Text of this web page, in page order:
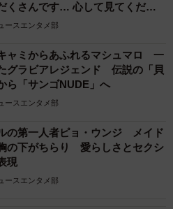
くさんです… 心して見てくださ
ースエンタメ部
ャミからあふれるマシュマロ 一
グラビアレジェンド 伝説の「貝
ら「サンゴNUDE」へ
ースエンタメ部
の第一人者ピョ・ウンジ メイド
の下がちらり 愛らしさとセクシ
現
ースエンタメ部